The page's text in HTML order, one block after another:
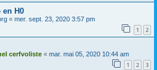
en H0
« mer. sept. 23, 2020 3:57 pm
1 2
cerfvoliste « mar. mai 05, 2020 10:44 am
1 2 3